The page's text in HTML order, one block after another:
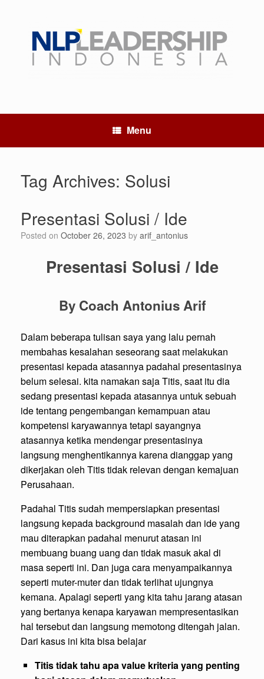
Menu
Tag Archives: Solusi
Presentasi Solusi / Ide
Posted on October 26, 2023 by arif_antonius
Presentasi Solusi / Ide
By Coach Antonius Arif
Dalam beberapa tulisan saya yang lalu pernah
membahas kesalahan seseorang saat melakukan
presentasi kepada atasannya padahal presentasinya
belum selesai. kita namakan saja Titis, saat itu dia
sedang presentasi kepada atasannya untuk sebuah
ide tentang pengembangan kemampuan atau
kompetensi karyawannya tetapi sayangnya
atasannya ketika mendengar presentasinya
langsung menghentikannya karena dianggap yang
dikerjakan oleh Titis tidak relevan dengan kemajuan
Perusahaan.
Padahal Titis sudah mempersiapkan presentasi
langsung kepada background masalah dan ide yang
mau diterapkan padahal menurut atasan ini
membuang buang uang dan tidak masuk akal di
masa seperti ini. Dan juga cara menyampaikannya
seperti muter-muter dan tidak terlihat ujungnya
kemana. Apalagi seperti yang kita tahu jarang atasan
yang bertanya kenapa karyawan mempresentasikan
hal tersebut dan langsung memotong ditengah jalan.
Dari kasus ini kita bisa belajar
Titis tidak tahu apa value kriteria yang penting